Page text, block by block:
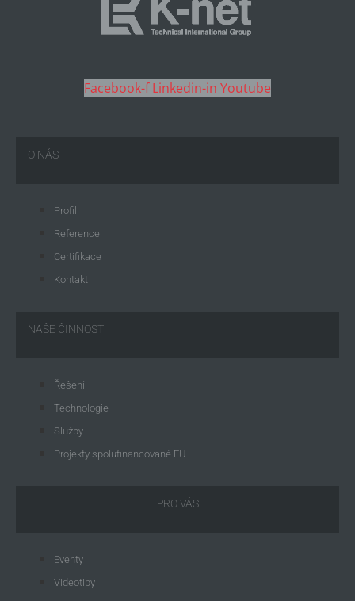
Facebook-f Linkedin-in Youtube
O NÁS
Profil
Reference
Certifikace
Kontakt
NAŠE ČINNOST
Řešení
Technologie
Služby
Projekty spolufinancované EU
PRO VÁS
Eventy
Videotipy